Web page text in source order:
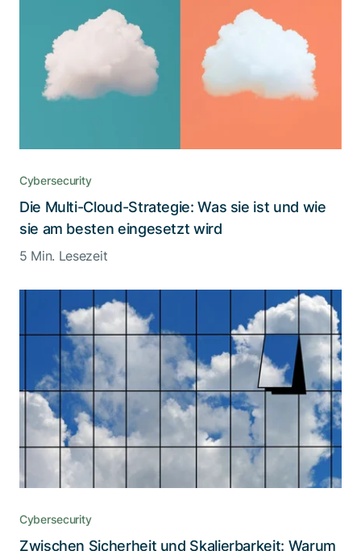
Cybersecurity
Die Multi-Cloud-Strategie: Was sie ist und wie
sie am besten eingesetzt wird
5 Min. Lesezeit
Cybersecurity
Zwischen Sicherheit und Skalierbarkeit: Warum